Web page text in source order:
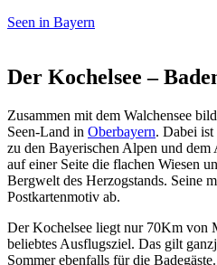
Seen in Bayern
Der Kochelsee –
Zusammen mit dem Walchensee
Seen-Land in Oberbayern. Dabei ist
zu den Bayerischen Alpen und
auf einer Seite die flachen Wiesen
Bergwelt des Herzogstands. Seine
Postkartenmotiv ab.
Der Kochelsee liegt nur 70Km von
beliebtes Ausflugsziel. Das gilt
Sommer ebenfalls für die